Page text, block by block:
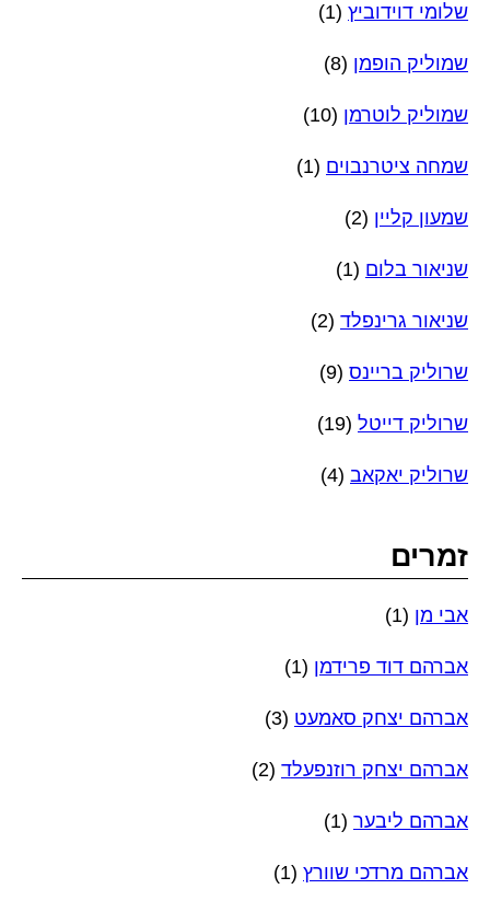
שלומי דוידוביץ (1)
שמוליק הופמן (8)
שמוליק לוטרמן (10)
שמחה ציטרנבוים (1)
שמעון קליין (2)
שניאור בלום (1)
שניאור גרינפלד (2)
שרוליק בריינס (9)
שרוליק דייטל (19)
שרוליק יאקאב (4)
זמרים
אבי מן (1)
אברהם דוד פרידמן (1)
אברהם יצחק סאמעט (3)
אברהם יצחק רוזנפעלד (2)
אברהם ליבער (1)
אברהם מרדכי שוורץ (1)